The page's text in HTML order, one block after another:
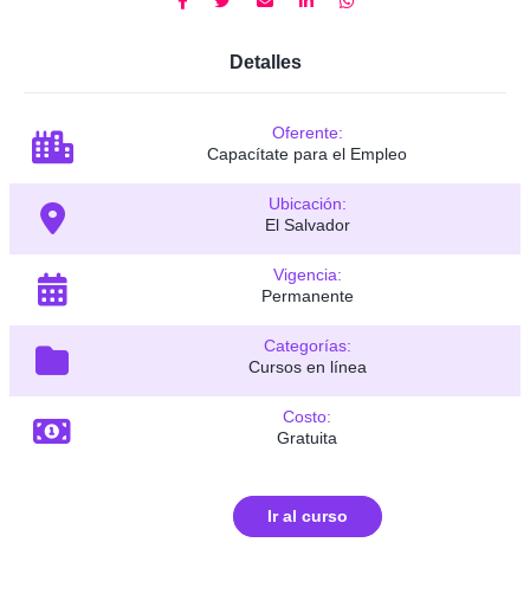
Detalles
Oferente:
Capacítate para el Empleo
Ubicación:
El Salvador
Vigencia:
Permanente
Categorías:
Cursos en línea
Costo:
Gratuita
Ir al curso